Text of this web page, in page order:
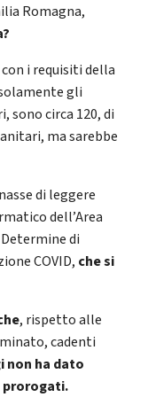
Romagna,
i requisiti della
gli
sono circa 120, di
ma sarebbe
di leggere
dell’Area
di
COVID, che si
, rispetto alle
cadenti
ha dato
prorogati.